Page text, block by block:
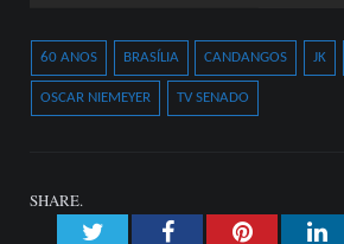
60 ANOS BRASÍLIA CANDANGOS JK
OSCAR NIEMEYER TV SENADO
SHARE.
TwitterFacebookPinterest